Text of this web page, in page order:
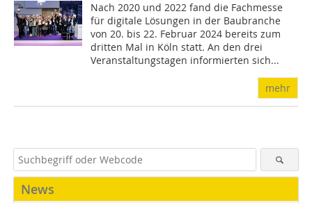
Nach 2020 und 2022 fand die Fachmesse
für digitale Lösungen in der Baubranche
von 20. bis 22. Februar 2024 bereits zum
dritten Mal in Köln statt. An den drei
Veranstaltungstagen informierten sich...
mehr
News